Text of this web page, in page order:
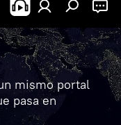
mismo portal
pasa en